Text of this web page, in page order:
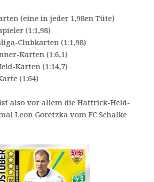
(eine in jeder 1,98en Tüte)
(1:1,98)
Clubkarten (1:1,98)
Karten (1:6,1)
Karten (1:14,7)
(1:64)
also vor allem die Hattrick-Held-
Leon Goretzka vom FC Schalke